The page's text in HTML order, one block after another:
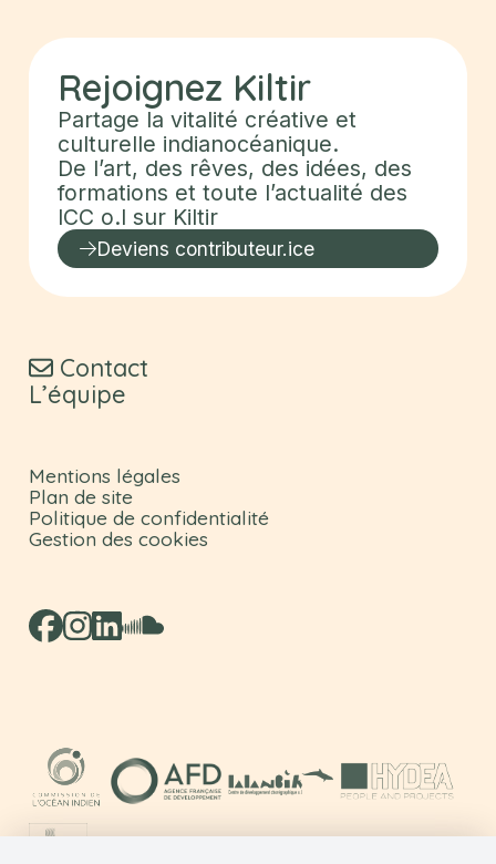
Rejoignez Kiltir
Partage la vitalité créative et
culturelle indianocéanique.
De l’art, des rêves, des idées, des
formations et toute l’actualité des
ICC o.I sur Kiltir
Deviens contributeur.ice
Contact
L’équipe
Mentions légales
Plan de site
Politique de confidentialité
Gestion des cookies